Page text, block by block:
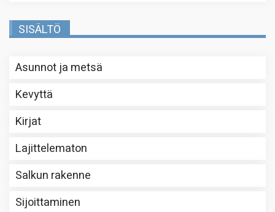
SISÄLTÖ
Asunnot ja metsä
Kevyttä
Kirjat
Lajittelematon
Salkun rakenne
Sijoittaminen